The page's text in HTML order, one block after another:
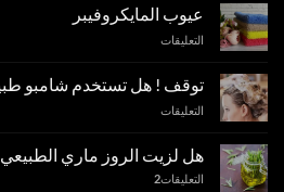
عيوب المايكروفيبر
التعليقاتعلى
المايكروفيبر
مغلقة
توقف ! هل تستخدم شامبو
التعليقاتعلى
هل
تستخدم
هل لزيت الروز ماري الطبيعي
التعليقات2